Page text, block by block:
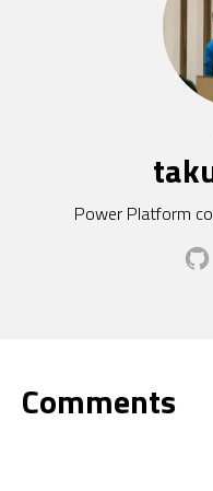
Power Platform
Comments